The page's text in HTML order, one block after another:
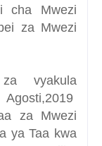
cha Mwezi
za Mwezi
vyakula
za Mwezi
ya Taa kwa